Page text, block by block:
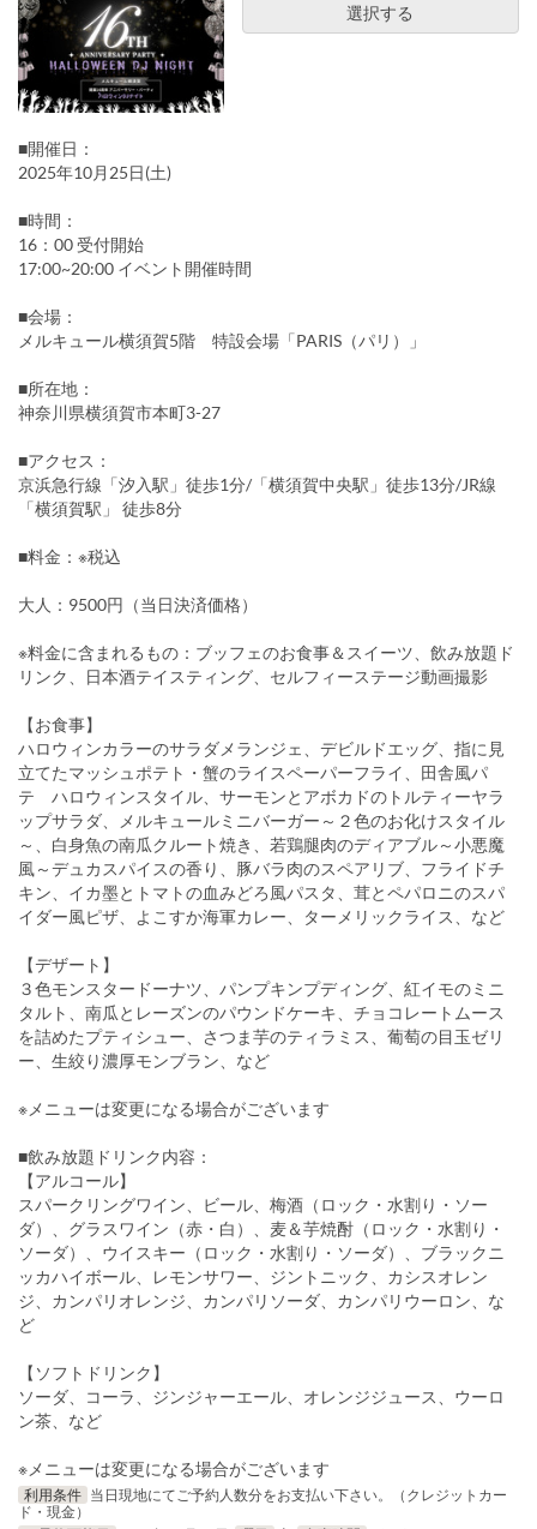
選択する
■開催日：
2025年10月25日(土)
■時間：
16：00 受付開始
17:00~20:00 イベント開催時間
■会場：
メルキュール横須賀5階 特設会場「PARIS（パリ）」
■所在地：
神奈川県横須賀市本町3-27
■アクセス：
京浜急行線「汐入駅」徒歩1分/「横須賀中央駅」徒歩13分/JR線
「横須賀駅」 徒歩8分
■料金：※税込
大人：9500円（当日決済価格）
※料金に含まれるもの：ブッフェのお食事＆スイーツ、飲み放題ド
リンク、日本酒テイスティング、セルフィーステージ動画撮影
【お食事】
ハロウィンカラーのサラダメランジェ、デビルドエッグ、指に見
立てたマッシュポテト・蟹のライスペーパーフライ、田舎風パ
テ ハロウィンスタイル、サーモンとアボカドのトルティーヤラ
ップサラダ、メルキュールミニバーガー～２色のお化けスタイル
～、白身魚の南瓜クルート焼き、若鶏腿肉のディアブル～小悪魔
風～デュカスパイスの香り、豚バラ肉のスペアリブ、フライドチ
キン、イカ墨とトマトの血みどろ風パスタ、茸とペパロニのスパ
イダー風ピザ、よこすか海軍カレー、ターメリックライス、など
【デザート】
３色モンスタードーナツ、パンプキンプディング、紅イモのミニ
タルト、南瓜とレーズンのパウンドケーキ、チョコレートムース
を詰めたプティシュー、さつま芋のティラミス、葡萄の目玉ゼリ
ー、生絞り濃厚モンブラン、など
※メニューは変更になる場合がございます
■飲み放題ドリンク内容：
【アルコール】
スパークリングワイン、ビール、梅酒（ロック・水割り・ソー
ダ）、グラスワイン（赤・白）、麦＆芋焼酎（ロック・水割り・
ソーダ）、ウイスキー（ロック・水割り・ソーダ）、ブラックニ
ッカハイボール、レモンサワー、ジントニック、カシスオレン
ジ、カンパリオレンジ、カンパリソーダ、カンパリウーロン、な
ど
【ソフトドリンク】
ソーダ、コーラ、ジンジャーエール、オレンジジュース、ウーロ
ン茶、など
※メニューは変更になる場合がございます
利用条件 当日現地にてご予約人数分をお支払い下さい。（クレジットカー
ド・現金）